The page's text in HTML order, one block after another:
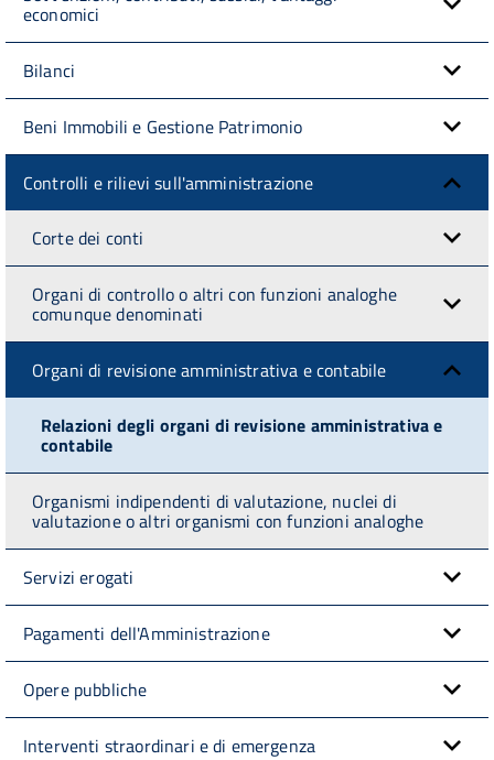
economici
Bilanci
Beni Immobili e Gestione Patrimonio
Controlli e rilievi sull'amministrazione
Corte dei conti
Organi di controllo o altri con funzioni analoghe
comunque denominati
Organi di revisione amministrativa e contabile
Relazioni degli organi di revisione amministrativa e
contabile
Organismi indipendenti di valutazione, nuclei di
valutazione o altri organismi con funzioni analoghe
Servizi erogati
Pagamenti dell'Amministrazione
Opere pubbliche
Interventi straordinari e di emergenza